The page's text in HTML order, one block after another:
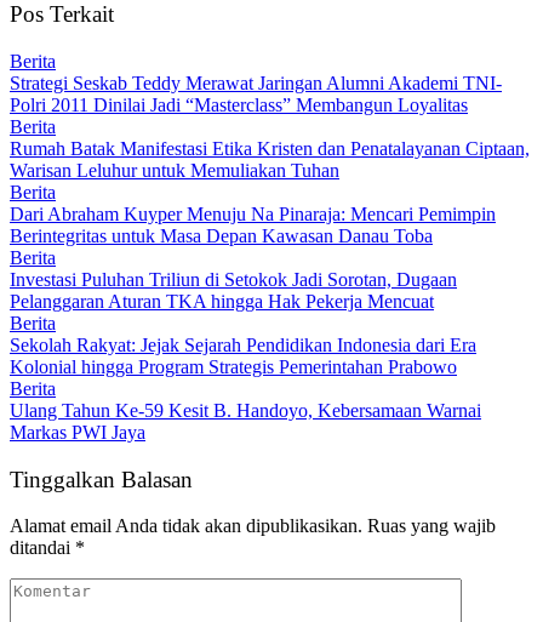
Pos Terkait
Berita
Strategi Seskab Teddy Merawat Jaringan Alumni Akademi TNI-
Polri 2011 Dinilai Jadi “Masterclass” Membangun Loyalitas
Berita
Rumah Batak Manifestasi Etika Kristen dan Penatalayanan Ciptaan,
Warisan Leluhur untuk Memuliakan Tuhan
Berita
Dari Abraham Kuyper Menuju Na Pinaraja: Mencari Pemimpin
Berintegritas untuk Masa Depan Kawasan Danau Toba
Berita
Investasi Puluhan Triliun di Setokok Jadi Sorotan, Dugaan
Pelanggaran Aturan TKA hingga Hak Pekerja Mencuat
Berita
Sekolah Rakyat: Jejak Sejarah Pendidikan Indonesia dari Era
Kolonial hingga Program Strategis Pemerintahan Prabowo
Berita
Ulang Tahun Ke-59 Kesit B. Handoyo, Kebersamaan Warnai
Markas PWI Jaya
Tinggalkan Balasan
Alamat email Anda tidak akan dipublikasikan. Ruas yang wajib
ditandai *